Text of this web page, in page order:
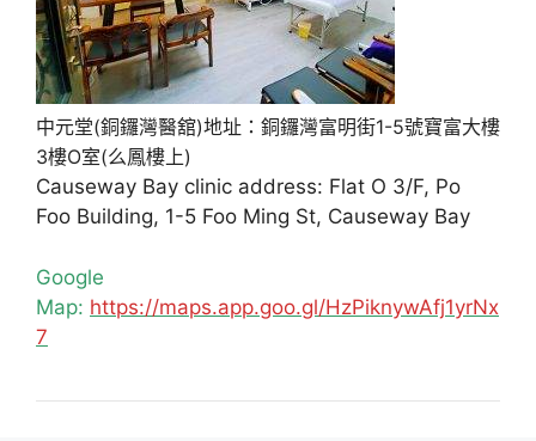
中元堂(銅鑼灣醫舘)地址：銅鑼灣富明街1-5號寶富大樓
3樓O室(么鳳樓上)
Causeway Bay clinic address: Flat O 3/F, Po
Foo Building, 1-5 Foo Ming St, Causeway Bay
Google
Map: https://maps.app.goo.gl/HzPiknywAfj1yrNx
7